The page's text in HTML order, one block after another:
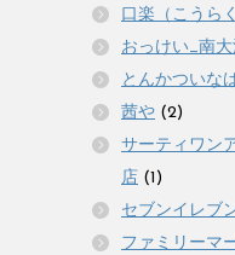
口楽（こうら
おっけい_南
とんかついな
茜や (2)
サーティワン
店 (1)
セブンイレブ
ファミリーマ